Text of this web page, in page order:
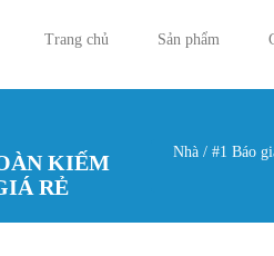
Trang chủ
Sản phẩm
KIẾM
RẺ
Bạn
Nhà / #1 Báo